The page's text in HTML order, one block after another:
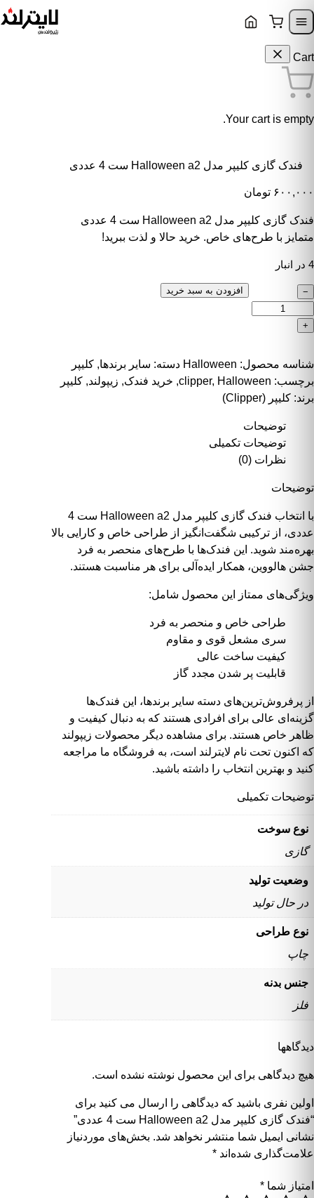
Skip to navigation
Cart
Your cart is empty.
فندک گازی کلیپر مدل Halloween a2 ست 4 عددی
۶۰۰,۰۰۰ تومان
فندک گازی کلیپر مدل Halloween a2 ست 4 عددی
متمایز با طرح‌های خاص. خرید حالا و لذت ببرید!
4 در انبار
فندک گازی کلیپر مدل Halloween a2 ست 4 عددی عدد
−
+
افزودن به سبد خرید
شناسه محصول: Halloween دسته: سایر برندها, کلیپر
برچسب:
clipper, Halloween
, خرید فندک, زیپولند, کلیپر
برند: کلیپر (Clipper)
توضیحات
توضیحات تکمیلی
نظرات (0)
توضیحات
با انتخاب
فندک گازی کلیپر مدل Halloween a2 ست 4
عددی، از ترکیبی شگفت‌انگیز از طراحی خاص و کارایی بالا
بهره‌مند شوید. این فندک‌ها با طرح‌های منحصر به فرد
جشن هالووین، همکار ایده‌آلی برای هر مناسبت هستند.
ویژگی‌های ممتاز این محصول شامل:
طراحی خاص و منحصر به فرد
سری مشعل قوی و مقاوم
کیفیت ساخت عالی
قابلیت پر شدن مجدد گاز
از پرفروش‌ترین‌های دسته سایر برندها، این فندک‌ها
گزینه‌ای عالی برای افرادی هستند که به دنبال کیفیت و
ظاهر خاص هستند. برای مشاهده دیگر محصولات زیپولند
که اکنون تحت نام لایترلند است، به فروشگاه ما مراجعه
کنید و بهترین انتخاب را داشته باشید.
توضیحات تکمیلی
نوع سوخت
گازی
وضعیت تولید
در حال تولید
نوع طراحی
چاپ
جنس بدنه
فلز
دیدگاهها
هیچ دیدگاهی برای این محصول نوشته نشده است.
اولین نفری باشید که دیدگاهی را ارسال می کنید برای
“فندک گازی کلیپر مدل Halloween a2 ست 4 عددی”
نشانی ایمیل شما منتشر نخواهد شد. بخش‌های موردنیاز
علامت‌گذاری شده‌اند *
امتیاز شما *